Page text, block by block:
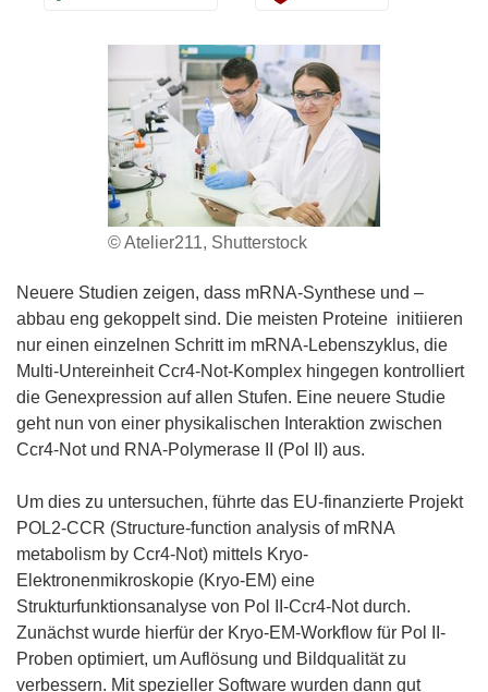
© Atelier211, Shutterstock
Neuere Studien zeigen, dass mRNA-Synthese und –
abbau eng gekoppelt sind. Die meisten Proteine ​​ initiieren
nur einen einzelnen Schritt im mRNA-Lebenszyklus, die
Multi-Untereinheit Ccr4-Not-Komplex hingegen kontrolliert
die Genexpression auf allen Stufen. Eine neuere Studie
geht nun von einer physikalischen Interaktion zwischen
Ccr4-Not und RNA-Polymerase II (Pol II) aus.
Um dies zu untersuchen, führte das EU-finanzierte Projekt
POL2-CCR (Structure-function analysis of mRNA
metabolism by Ccr4-Not) mittels Kryo-
Elektronenmikroskopie (Kryo-EM) eine
Strukturfunktionsanalyse von Pol II-Ccr4-Not durch.
Zunächst wurde hierfür der Kryo-EM-Workflow für Pol II-
Proben optimiert, um Auflösung und Bildqualität zu
verbessern. Mit spezieller Software wurden dann gut